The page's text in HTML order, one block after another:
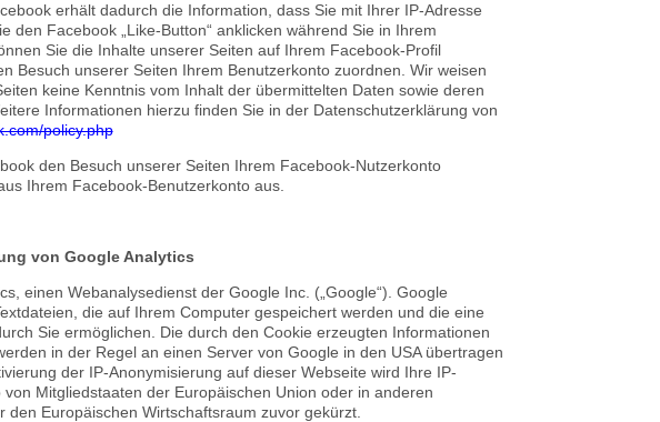
erhält dadurch die Information, dass Sie mit Ihrer IP-Adresse
den Facebook „Like-Button“ anklicken während Sie in Ihrem
Sie die Inhalte unserer Seiten auf Ihrem Facebook-Profil
Besuch unserer Seiten Ihrem Benutzerkonto zuordnen. Wir weisen
keine Kenntnis vom Inhalt der übermittelten Daten sowie deren
Informationen hierzu finden Sie in der Datenschutzerklärung von
policy.php
den Besuch unserer Seiten Ihrem Facebook-Nutzerkonto
Ihrem Facebook-Benutzerkonto aus.
von Google Analytics
einen Webanalysedienst der Google Inc. („Google“). Google
die auf Ihrem Computer gespeichert werden und die eine
Sie ermöglichen. Die durch den Cookie erzeugten Informationen
in der Regel an einen Server von Google in den USA übertragen
der IP-Anonymisierung auf dieser Webseite wird Ihre IP-
Mitgliedstaaten der Europäischen Union oder in anderen
Europäischen Wirtschaftsraum zuvor gekürzt.